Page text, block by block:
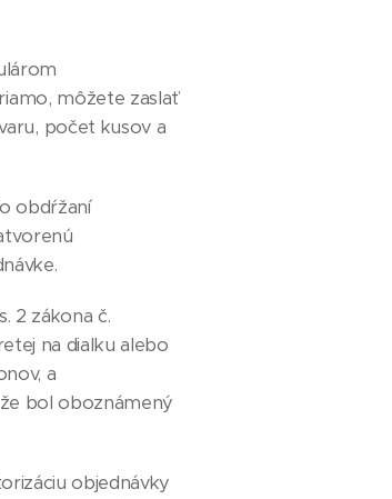
môžete zaslať
počet kusov a
obdŕžaní
2 zákona č.
na diaľku alebo
a
bol oboznámený
objednávky